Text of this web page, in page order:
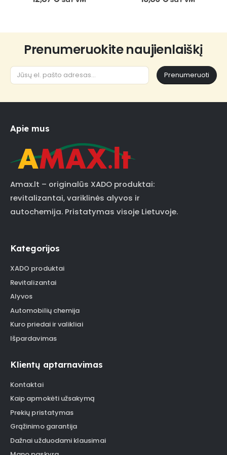
Prenumeruokite naujienlaiškį
Prenumeruoti
Apie mus
Amax.lt – originalūs XADO produktai:
revitalizantai, variklinės alyvos ir
autochemija. Pristatymas visoje Lietuvoje.
Kategorijos
XADO produktai
Revitalizantai
Alyvos
Automobilių chemija
Kuro priedai ir valikliai
Išpardavimas
Klientų aptarnavimas
Kontaktai
Kaip apmokėti užsakymą
Prekių pristatymas
Grąžinimo garantija
Dažnai užduodami klausimai